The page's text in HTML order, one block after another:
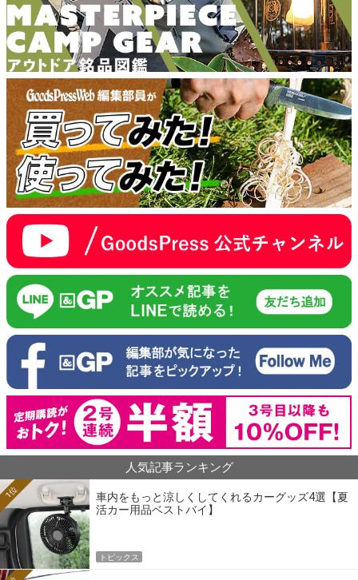
人気記事ランキング
車内をもっと涼しくしてくれるカーグッズ4選【夏
活カー用品ベストバイ】
1位
トピックス